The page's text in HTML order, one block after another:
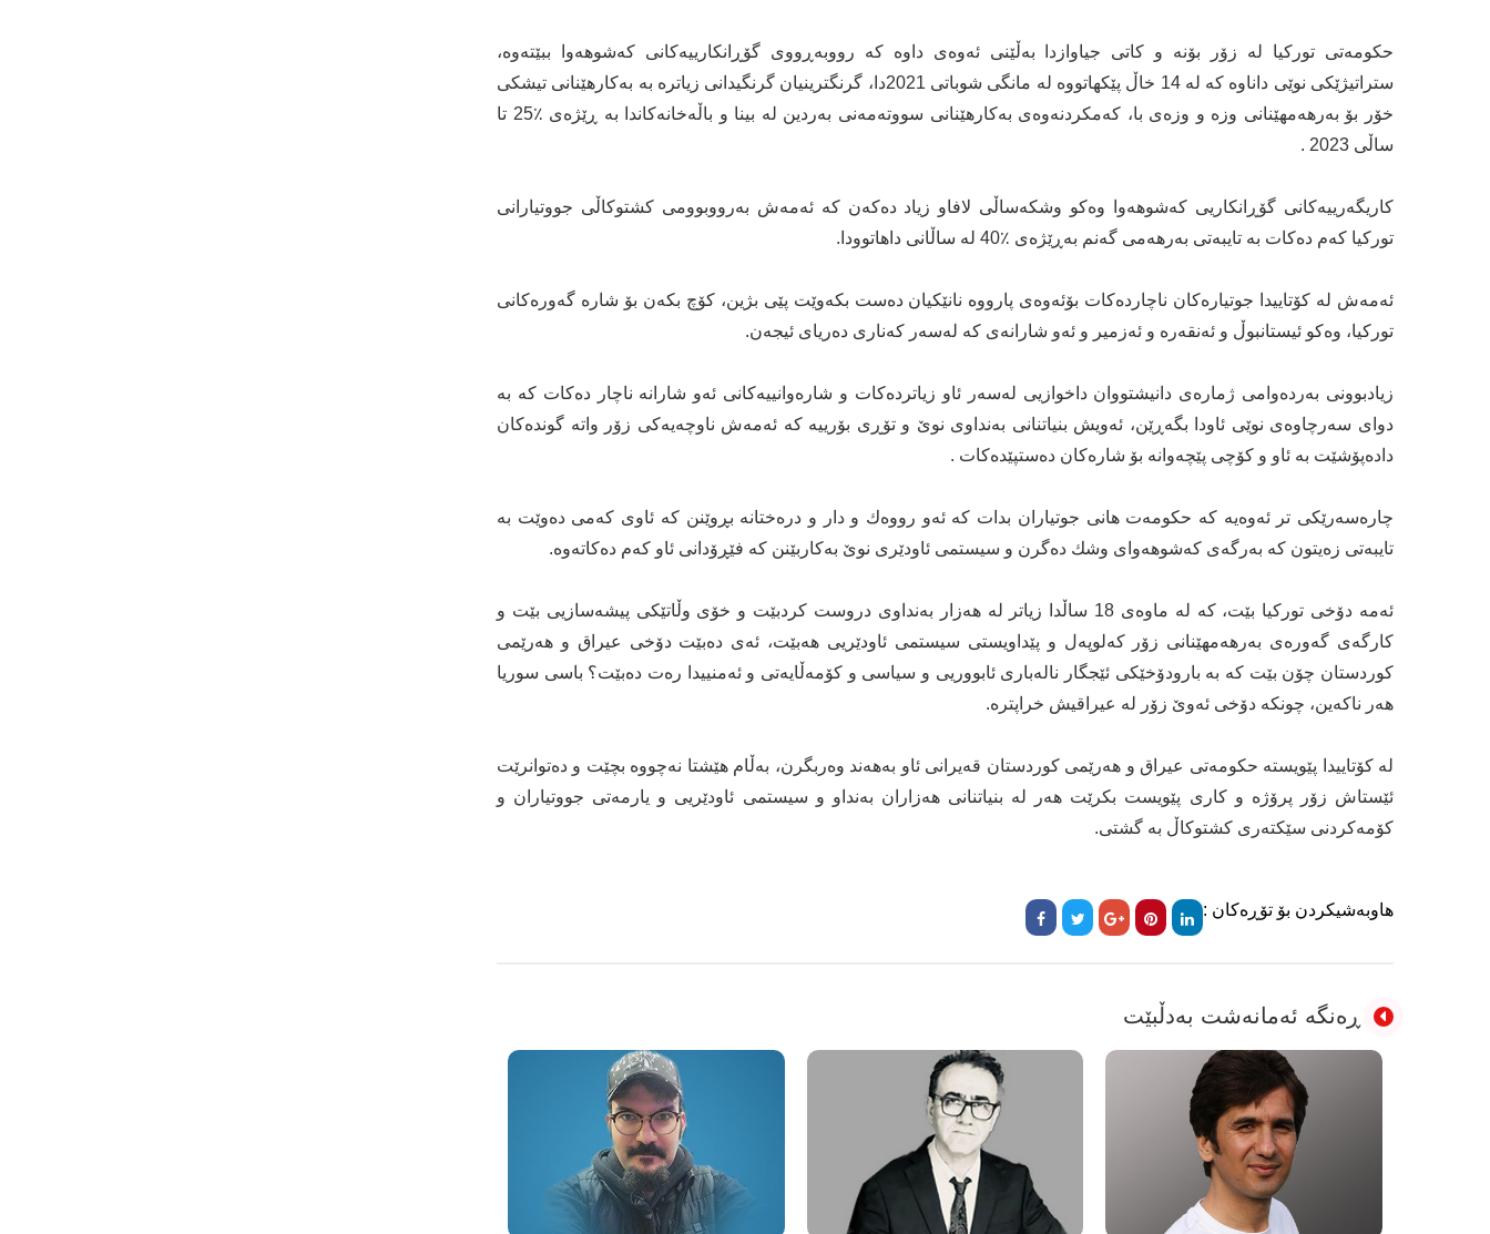
حكومەتی توركیا لە زۆر بۆنە و كاتی جیاوازدا بەڵێنی ئەوەی داوە كە رووبەڕووی گۆڕانكارییەكانی كەشوهەوا ببێتەوە،
ستراتیژێكی نوێی داناوە كە لە 14 خاڵ پێكهاتووە لە مانگی شوباتی 2021دا، گرنگترینیان گرنگیدانی زیاترە بە بەكارهێنانی تیشكی
خۆر بۆ بەرهەمهێنانی وزە و وزەی با، كەمكردنەوەی بەكارهێنانی سووتەمەنی بەردین لە بینا و باڵەخانەكاندا بە ڕێژەی ٪25 تا
ساڵی 2023 .
كاریگەرییەكانی گۆڕانكاریی كەشوهەوا وەكو وشكەساڵی لافاو زیاد دەكەن كە ئەمەش بەرووبوومی كشتوكاڵی جووتیارانی
توركیا كەم دەكات بە تایبەتی بەرهەمی گەنم بەڕێژەی ٪40 لە ساڵانی داهاتوودا.
ئەمەش لە كۆتاییدا جوتیارەكان ناچاردەكات بۆئەوەی پارووە نانێكیان دەست بكەوێت پێی بژین، كۆچ بكەن بۆ شارە گەورەكانی
توركیا، وەكو ئیستانبوڵ و ئەنقەرە و ئەزمیر و ئەو شارانەی كە لەسەر كەناری دەریای ئیجەن.
زیادبوونی بەردەوامی ژمارەی دانیشتووان داخوازیی لەسەر ئاو زیاتردەكات و شارەوانییەكانی ئەو شارانە ناچار دەكات كە بە
دوای سەرچاوەی نوێی ئاودا بگەڕێن، ئەویش بنیاتنانی بەنداوی نوێ و تۆڕی بۆرییە كە ئەمەش ناوچەیەكی زۆر واتە گوندەكان
دادەپۆشێت بە ئاو و كۆچی پێچەوانە بۆ شارەكان دەستپێدەكات .
چارەسەرێكی تر ئەوەیە كە حكومەت هانی جوتیاران بدات كە ئەو رووەك و دار و درەختانە بڕوێنن كە ئاوی كەمی دەوێت بە
تایبەتی زەیتون كە بەرگەی كەشوهەوای وشك دەگرن و سیستمی ئاودێری نوێ‌ بەكاربێنن كە فێڕۆدانی ئاو كەم دەكاتەوە.
ئەمە دۆخی توركیا بێت، كە لە ماوەی 18 ساڵدا زیاتر لە هەزار بەنداوی دروست كردبێت و خۆی وڵاتێكی پیشەسازیی بێت و
كارگەی گەورەی بەرهەمهێنانی زۆر كەلوپەل و پێداویستی سیستمی ئاودێریی هەبێت، ئەی دەبێت دۆخی عیراق و هەرێمی
كوردستان چۆن بێت كە بە بارودۆخێكی ئێجگار نالەباری ئابووریی و سیاسی و كۆمەڵایەتی و ئەمنییدا رەت دەبێت؟ باسی سوریا
هەر ناكەین، چونكە دۆخی ئەوێ‌ زۆر لە عیراقیش خراپترە.
لە كۆتاییدا پێویستە حكومەتی عیراق و هەرێمی كوردستان قەیرانی ئاو بەهەند وەربگرن، بەڵام هێشتا نەچووە بچێت و دەتوانرێت
ئێستاش زۆر پرۆژە و كاری پێویست بكرێت هەر لە بنیاتنانی هەزاران بەنداو و سیستمی ئاودێریی و یارمەتی جووتیاران و
كۆمەكردنی سێكتەری كشتوكاڵ بە گشتی.
هاوبەشیکردن بۆ تۆڕەکان :
ڕەنگە ئەمانەشت بەدڵبێت